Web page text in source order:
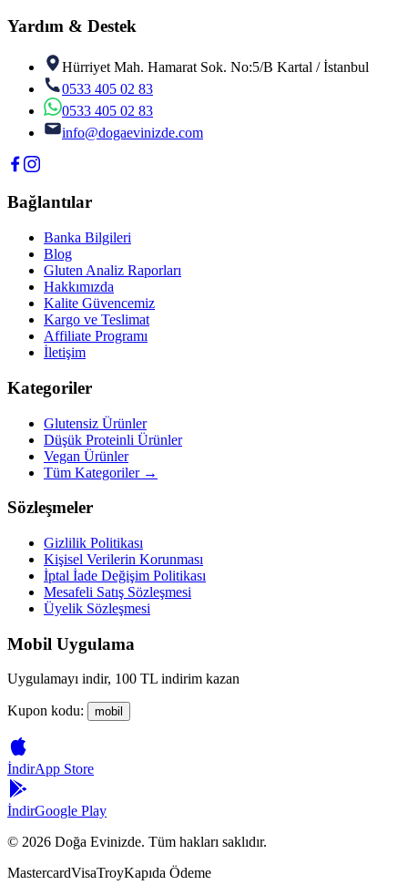
Yardım & Destek
Hürriyet Mah. Hamarat Sok. No:5/B Kartal / İstanbul
0533 405 02 83
0533 405 02 83
info@dogaevinizde.com
Bağlantılar
Banka Bilgileri
Blog
Gluten Analiz Raporları
Hakkımızda
Kalite Güvencemiz
Kargo ve Teslimat
Affiliate Programı
İletişim
Kategoriler
Glutensiz Ürünler
Düşük Proteinli Ürünler
Vegan Ürünler
Tüm Kategoriler →
Sözleşmeler
Gizlilik Politikası
Kişisel Verilerin Korunması
İptal İade Değişim Politikası
Mesafeli Satış Sözleşmesi
Üyelik Sözleşmesi
Mobil Uygulama
Uygulamayı indir, 100 TL indirim kazan
Kupon kodu: mobil
İndirApp Store
İndirGoogle Play
© 2026 Doğa Evinizde. Tüm hakları saklıdır.
MastercardVisaTroyKapıda Ödeme